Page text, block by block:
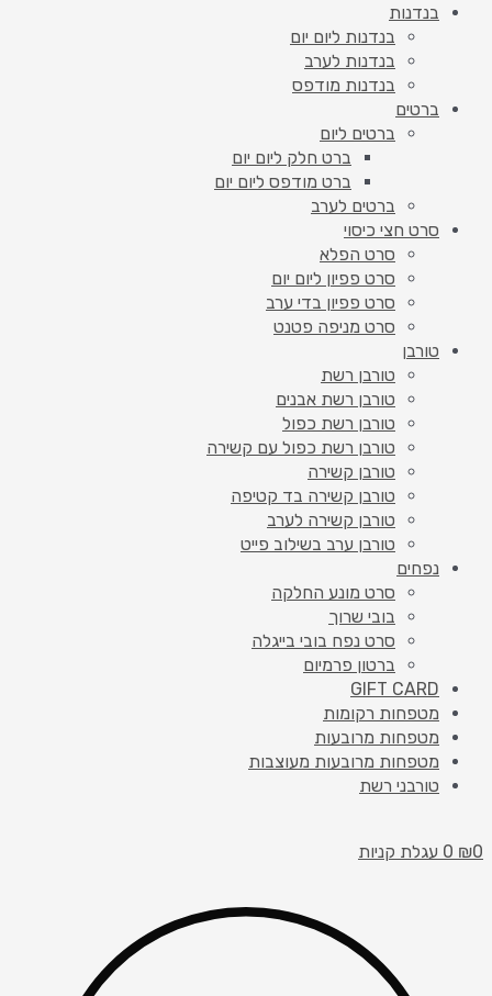
בנדנות
בנדנות ליום יום
בנדנות לערב
בנדנות מודפס
ברטים
ברטים ליום
ברט חלק ליום יום
ברט מודפס ליום יום
ברטים לערב
סרט חצי כיסוי
סרט הפלא
סרט פפיון ליום יום
סרט פפיון בדי ערב
סרט מניפה פטנט
טורבן
טורבן רשת
טורבן רשת אבנים
טורבן רשת כפול
טורבן רשת כפול עם קשירה
טורבן קשירה
טורבן קשירה בד קטיפה
טורבן קשירה לערב
טורבן ערב בשילוב פייט
נפחים
סרט מונע החלקה
בובי שרוך
סרט נפח בובי בייגלה
ברטון פרמיום
GIFT CARD
מטפחות רקומות
מטפחות מרובעות
מטפחות מרובעות מעוצבות
טורבני רשת
₪0
0 עגלת קניות